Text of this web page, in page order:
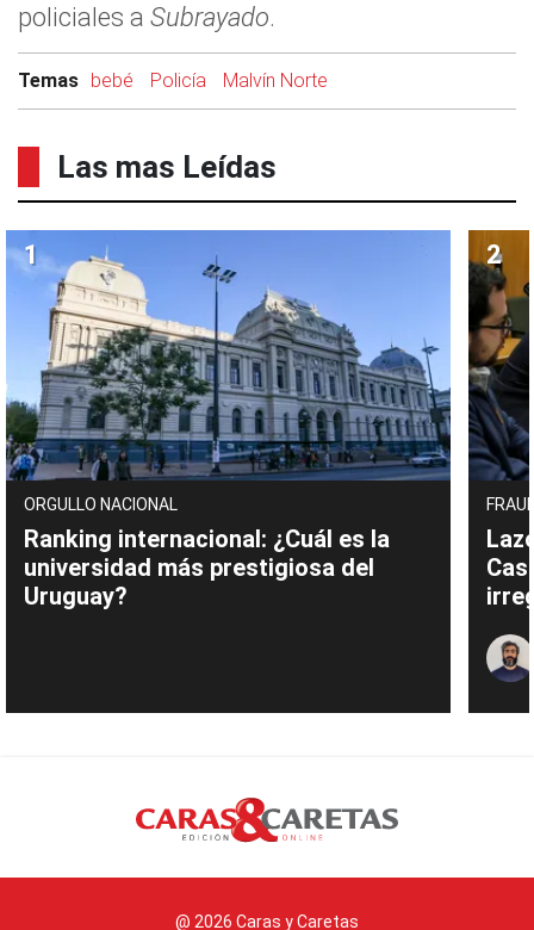
policiales a Subrayado.
Temas bebé Policía Malvín Norte
Las mas Leídas
ORGULLO NACIONAL
Ranking internacional: ¿Cuál es la
universidad más prestigiosa del
Uruguay?
@ 2026 Caras y Caretas